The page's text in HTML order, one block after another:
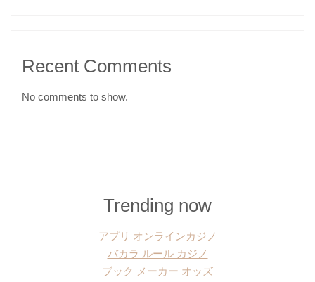
Recent Comments
No comments to show.
Trending now
アプリ オンラインカジノ
バカラ ルール カジノ
ブック メーカー オッズ